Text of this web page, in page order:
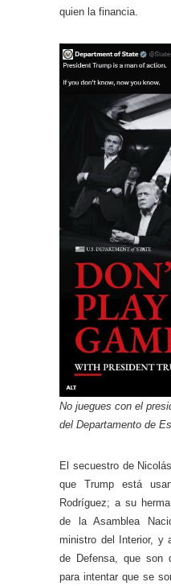
quien la financia.
No juegues con el
del Departamento de
El secuestro de
que Trump está
Rodríguez; a su
de la Asamblea
ministro del Interior, y
de Defensa, que son
para intentar que se